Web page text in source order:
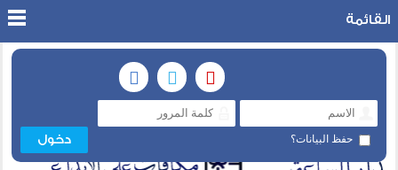
حفظ البيانات؟
القائمة